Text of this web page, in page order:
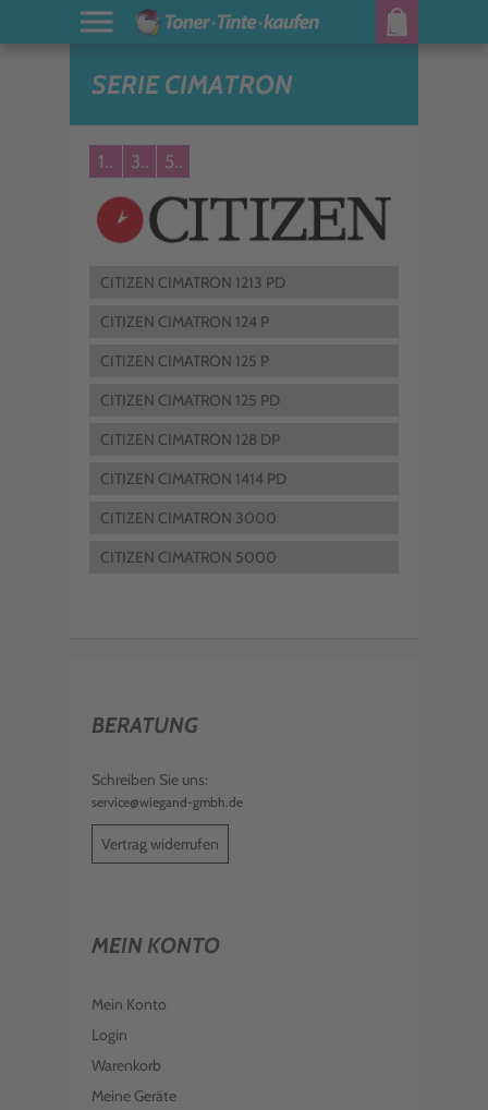
SERIE CIMATRON
1.. 3.. 5..
CITIZEN CIMATRON 1213 PD
CITIZEN CIMATRON 124 P
CITIZEN CIMATRON 125 P
CITIZEN CIMATRON 125 PD
CITIZEN CIMATRON 128 DP
CITIZEN CIMATRON 1414 PD
CITIZEN CIMATRON 3000
CITIZEN CIMATRON 5000
BERATUNG
Schreiben Sie uns:
service@wiegand-gmbh.de
Vertrag widerrufen
MEIN KONTO
Mein Konto
Login
Warenkorb
Meine Geräte